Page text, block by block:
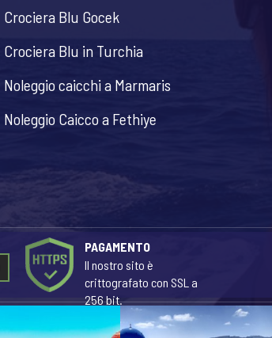
Crociera Blu Gocek
Crociera Blu in Turchia
Noleggio caicchi a Marmaris
Noleggio Caicco a Fethiye
PAGAMENTO
Il nostro sito è
crittografato con SSL a
256 bit.